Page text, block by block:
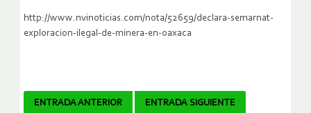
http://www.nvinoticias.com/nota/52659/declara-semarnat-
exploracion-ilegal-de-minera-en-oaxaca
Navegador
ENTRADA ANTERIOR ENTRADA SIGUIENTE